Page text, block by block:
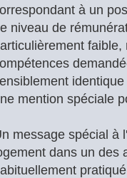
à un
niveau de
mention spéciale
message spécial à
dans un des